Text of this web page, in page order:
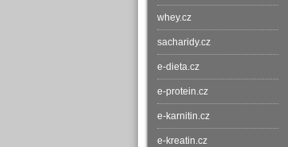
whey.cz
sacharidy.cz
e-dieta.cz
e-protein.cz
e-karnitin.cz
e-kreatin.cz